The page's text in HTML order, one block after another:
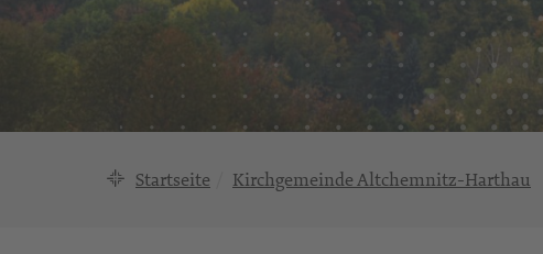
Startseite Kirchgemeinde Altchemnitz-Harthau